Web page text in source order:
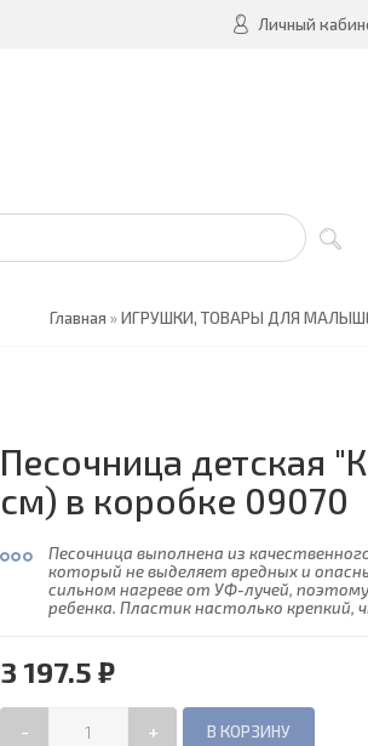
Личный
Главная »ИГРУШКИ, ТОВАРЫ ДЛЯ
Песочница детская
см) в коробке 09070
Песочница выполнена из
который не выделяет вредных и
сильном нагреве от УФ-лучей,
ребенка. Пластик настолько крепкий,
3 197.5 ₽
- +